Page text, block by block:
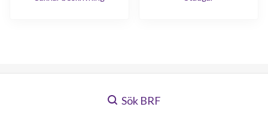
Sök BRF